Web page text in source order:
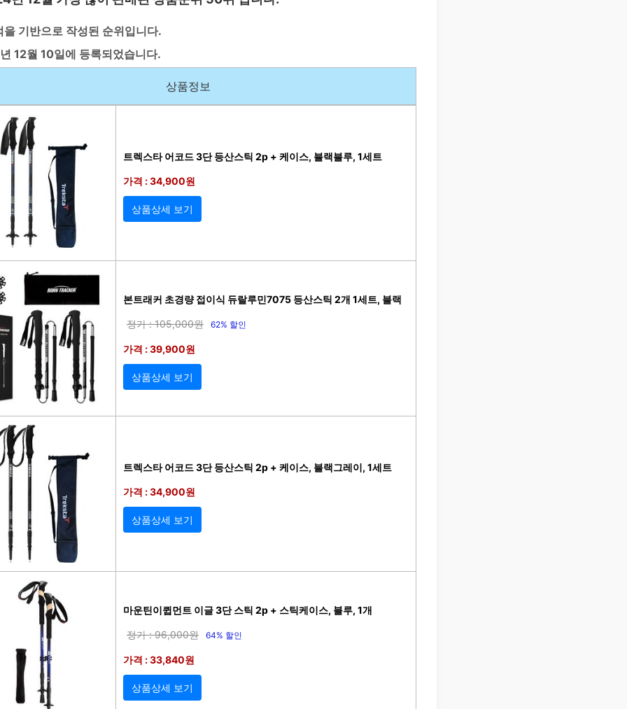
기반으로 작성된 순위입니다.
12월 10일에 등록되었습니다.
상품정보
트렉스타 어코드 3단 등산스틱 2p + 케이스, 블랙블루, 1세트
가격 : 34,900원
상품상세 보기
본트래커 초경량 접이식 듀랄루민7075 등산스틱 2개 1세트, 블랙
정가 : 105,000원 62% 할인
가격 : 39,900원
상품상세 보기
트렉스타 어코드 3단 등산스틱 2p + 케이스, 블랙그레이, 1세트
가격 : 34,900원
상품상세 보기
마운틴이큅먼트 이글 3단 스틱 2p + 스틱케이스, 블루, 1개
정가 : 96,000원 64% 할인
가격 : 33,840원
상품상세 보기